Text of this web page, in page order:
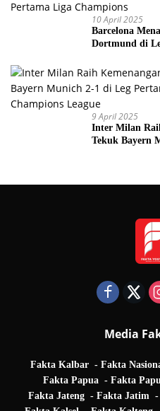
10 April 2025
Barcelona
Dortmund di
9 April 2025
Inter Milan
Tekuk Bayern
Media
Fakta Kalbar Fakta
Fakta Papua
Fakta
Fakta Jateng
Fakta Jatim